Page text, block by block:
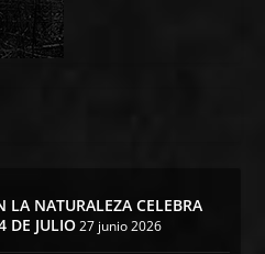
LA NATURALEZA CELEBRA
DE JULIO 27 junio 2026